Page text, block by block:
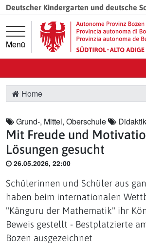
Springe direkt zur Hauptnavigation
Springe direkt zum Inhalt
Deutscher Kindergarten und deutsche
Menü
Home
Grund-, Mittel, Oberschule
Mit Freude und
Lösungen gesucht
26.05.2026, 22:00
Schülerinnen und Schüler aus
haben beim internationalen
"Känguru der Mathematik" ihr
Beweis gestellt - Bestplatzierte
Bozen ausgezeichnet